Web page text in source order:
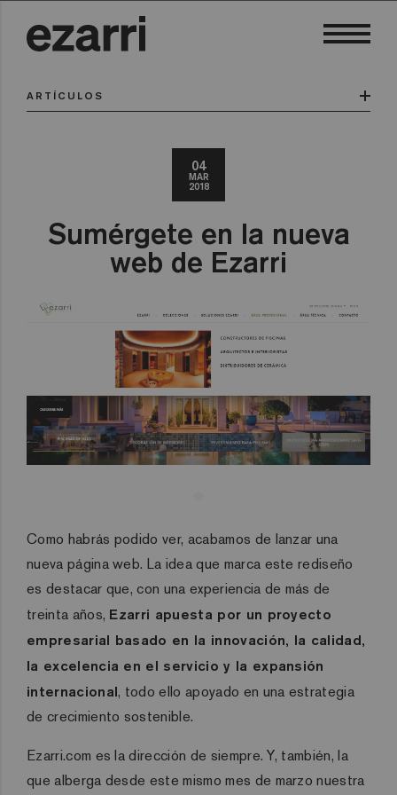
ARTÍCULOS
04
MAR
2018
Sumérgete en la nueva
web de Ezarri
Como habrás podido ver, acabamos de lanzar una
nueva página web. La idea que marca este rediseño
es destacar que, con una experiencia de más de
treinta años, Ezarri apuesta por un proyecto
empresarial basado en la innovación, la calidad,
la excelencia en el servicio y la expansión
internacional, todo ello apoyado en una estrategia
de crecimiento sostenible.
Ezarri.com es la dirección de siempre. Y, también, la
que alberga desde este mismo mes de marzo nuestra